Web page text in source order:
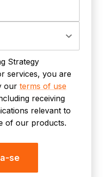
Strategy
services, you are
our terms of use
receiving
relevant to
of our products.
se